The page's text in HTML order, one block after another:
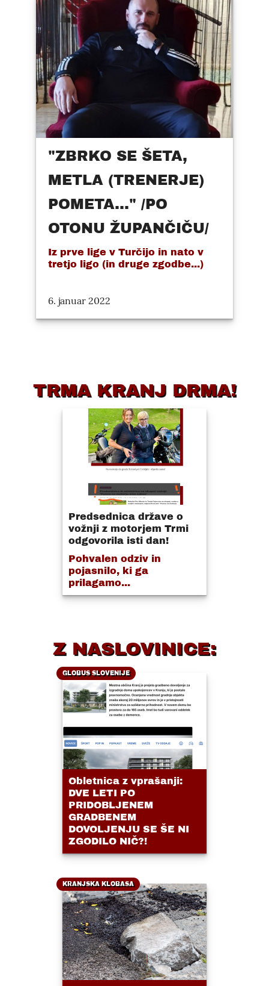
"ZBRKO SE ŠETA,
METLA (TRENERJE)
POMETA..." /PO
OTONU ŽUPANČIČU/
Iz prve lige v Turčijo in nato v
tretjo ligo (in druge zgodbe...)
6. januar 2022
TRMA KRANJ DRMA!
Predsednica države o
vožnji z motorjem Trmi
odgovorila isti dan!
Pohvalen odziv in
pojasnilo, ki ga
prilagamo...
Z NASLOVINICE:
GLOBUS SLOVENIJE
Obletnica z vprašanji:
DVE LETI PO
PRIDOBLJENEM
GRADBENEM
DOVOLJENJU SE ŠE NI
ZGODILO NIČ?!
KRANJSKA KLOBASA